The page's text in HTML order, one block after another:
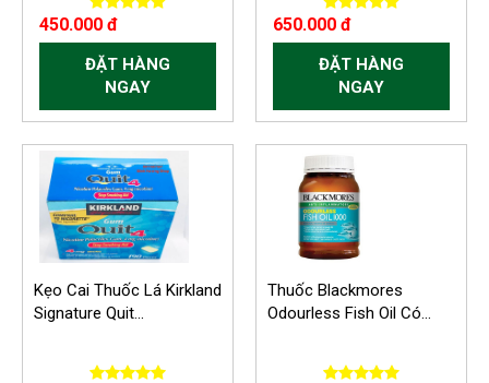
450.000 đ
ĐẶT HÀNG
NGAY
650.000 đ
ĐẶT HÀNG
NGAY
Kẹo Cai Thuốc Lá Kirkland
Signature Quit...
Thuốc Blackmores
Odourless Fish Oil Có...